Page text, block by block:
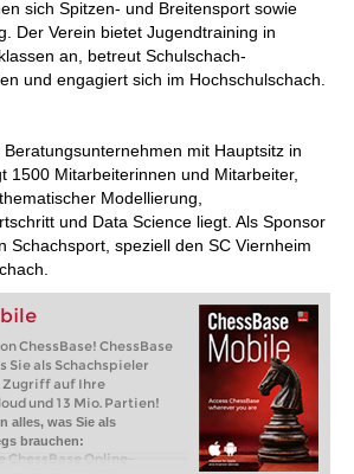
sich Spitzen- und Breitensport sowie
Der Verein bietet Jugendtraining in
an, betreut Schulschach-
und engagiert sich im Hochschulschach.
mit Hauptsitz in
1500 Mitarbeiterinnen und Mitarbeiter,
Modellierung,
und Data Science liegt. Als Sponsor
Schachsport, speziell den SC Viernheim
ChessBase! ChessBase
Sie als Schachspieler
Zugriff auf Ihre
und 13 Mio. Partien!
alles, was Sie als
brauchen:
Online-